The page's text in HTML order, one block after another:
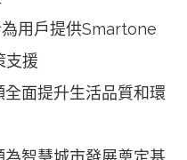
用戶提供Smartone
支援
面提升生活品質和環